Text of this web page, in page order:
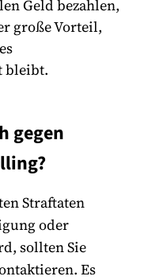
Geld bezahlen,
große Vorteil,
bleibt.
gegen
Straftaten
oder
sollten Sie
Es